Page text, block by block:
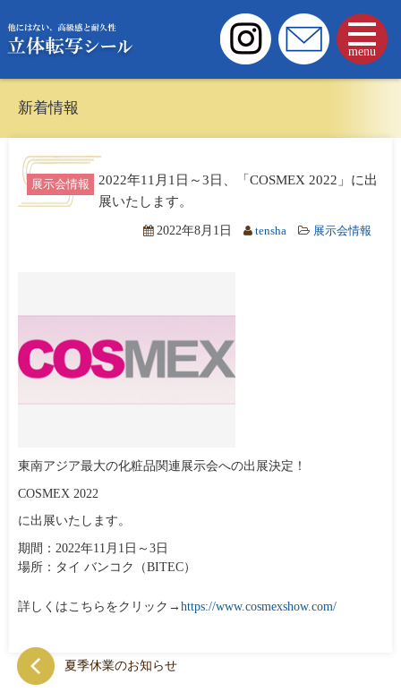
menu
新着情報
展示会情報
2022年11月1日～3日、「COSMEX 2022」に出
展いたします。
2022年8月1日 tensha 展示会情報
東南アジア最大の化粧品関連展示会への出展決定！
COSMEX 2022
に出展いたします。
期間：2022年11月1日～3日
場所：タイ バンコク（BITEC）
詳しくはこちらをクリック→ https://www.cosmexshow.com/
夏季休業のお知らせ